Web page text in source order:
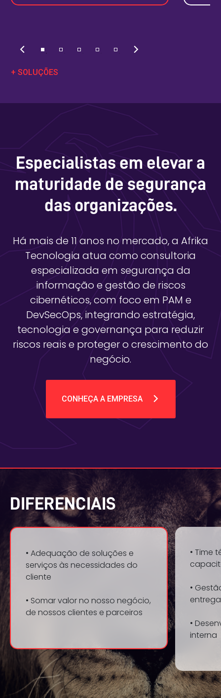
+ SOLUÇÕES
Especialistas em elevar a
maturidade de segurança
das organizações.
Há mais de 11 anos no mercado, a Afrika
Tecnologia atua como consultoria
especializada em segurança da
informação e gestão de riscos
cibernéticos, com foco em PAM e
DevSecOps, integrando estratégia,
tecnologia e governança para reduzir
riscos reais e proteger o crescimento do
negócio.
CONHEÇA A EMPRESA
DIFERENCIAIS
• Adequação de soluções e
serviços às necessidades do
cliente
• Somar valor no nosso negócio,
de nossos clientes e parceiros
• Time
•
•
interna